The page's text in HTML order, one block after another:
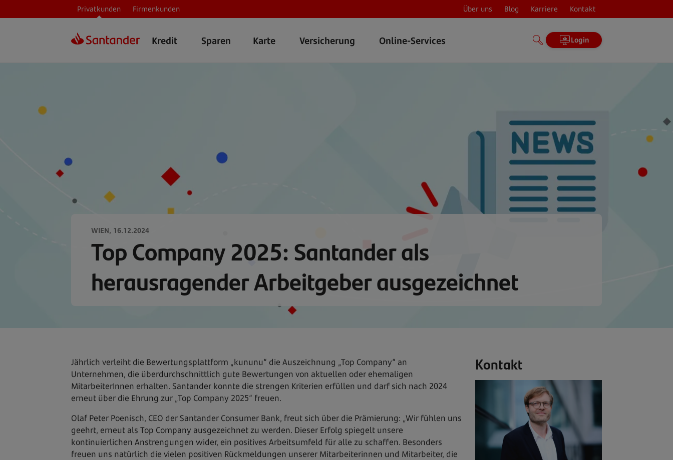
Privatkunden Firmenkunden Über uns Blog Karriere Kontakt
Kredit Sparen Karte Versicherung Online-Services Login
WIEN, 16.12.2024
Top Company 2025: Santander als
herausragender Arbeitgeber ausgezeichnet
Jährlich verleiht die Bewertungsplattform „kununu“ die Auszeichnung „Top Company“ an
Unternehmen, die überdurchschnittlich gute Bewertungen von aktuellen oder ehemaligen
MitarbeiterInnen erhalten. Santander konnte die strengen Kriterien erfüllen und darf sich nach 2024
erneut über die Ehrung zur „Top Company 2025“ freuen.
Olaf Peter Poenisch, CEO der Santander Consumer Bank, freut sich über die Prämierung: „Wir fühlen uns
geehrt, erneut als Top Company ausgezeichnet zu werden. Dieser Erfolg spiegelt unsere
kontinuierlichen Anstrengungen wider, ein positives Arbeitsumfeld für alle zu schaffen. Besonders
freuen uns natürlich die vielen positiven Rückmeldungen unserer Mitarbeiterinnen und Mitarbeiter, die
Kontakt